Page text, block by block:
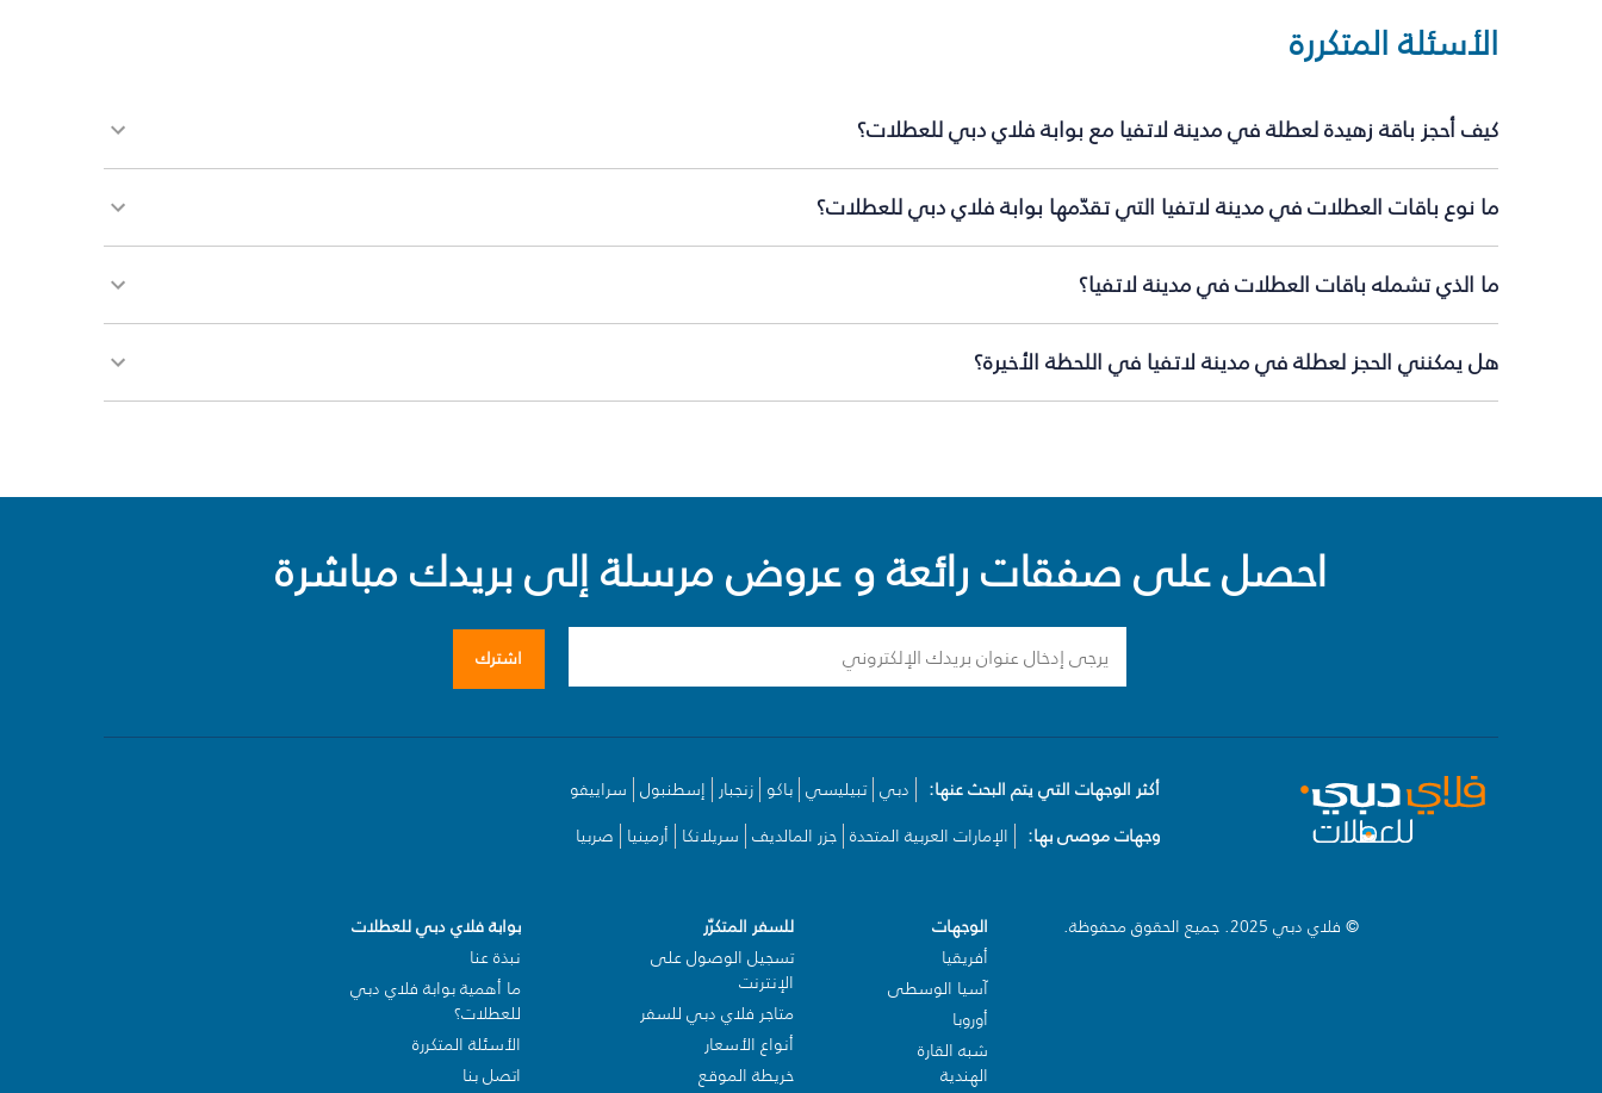
الأسئلة المتكررة
كيف أحجز باقة زهيدة لعطلة في مدينة لاتفيا مع بوابة فلاي دبي للعطلات؟
ما نوع باقات العطلات في مدينة لاتفيا التي تقدّمها بوابة فلاي دبي للعطلات؟
ما الذي تشمله باقات العطلات في مدينة لاتفيا؟
هل يمكنني الحجز لعطلة في مدينة لاتفيا في اللحظة الأخيرة؟
احصل على صفقات رائعة و عروض مرسلة إلى بريدك مباشرة
اشترك
أكثر الوجهات التي يتم البحث عنها: دبي تبيليسي باكو زنجبار إسطنبول سراييفو
وجهات موصى بها:
الإمارات العربية المتحدة جزر المالديف سريلانكا أرمينيا صربيا
© فلاي دبي 2025. جميع الحقوق محفوظة.
الوجهات
أفريقيا
آسيا الوسطى
أوروبا
شبه القارة
الهندية
للسفر المتكرّر
تسجيل الوصول على
الإنترنت
متاجر فلاي دبي للسفر
أنواع الأسعار
خريطة الموقع
بوابة فلاي دبي للعطلات
نبذة عنا
ما أهمية بوابة فلاي دبي
للعطلات؟
الأسئلة المتكررة
اتصل بنا